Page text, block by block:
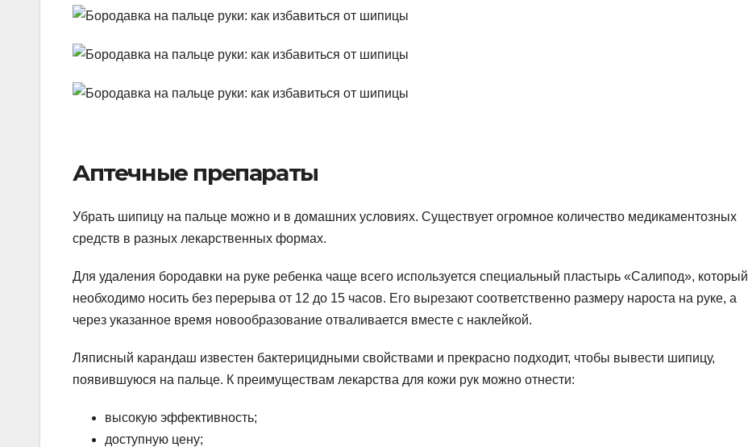
Аптечные препараты
Убрать шипицу на пальце можно и в домашних условиях. Существует огромное количество медикаментозных
средств в разных лекарственных формах.
Для удаления бородавки на руке ребенка чаще всего используется специальный пластырь «Салипод», который
необходимо носить без перерыва от 12 до 15 часов. Его вырезают соответственно размеру нароста на руке, а
через указанное время новообразование отваливается вместе с наклейкой.
Ляписный карандаш известен бактерицидными свойствами и прекрасно подходит, чтобы вывести шипицу,
появившуюся на пальце. К преимуществам лекарства для кожи рук можно отнести:
высокую эффективность;
доступную цену;